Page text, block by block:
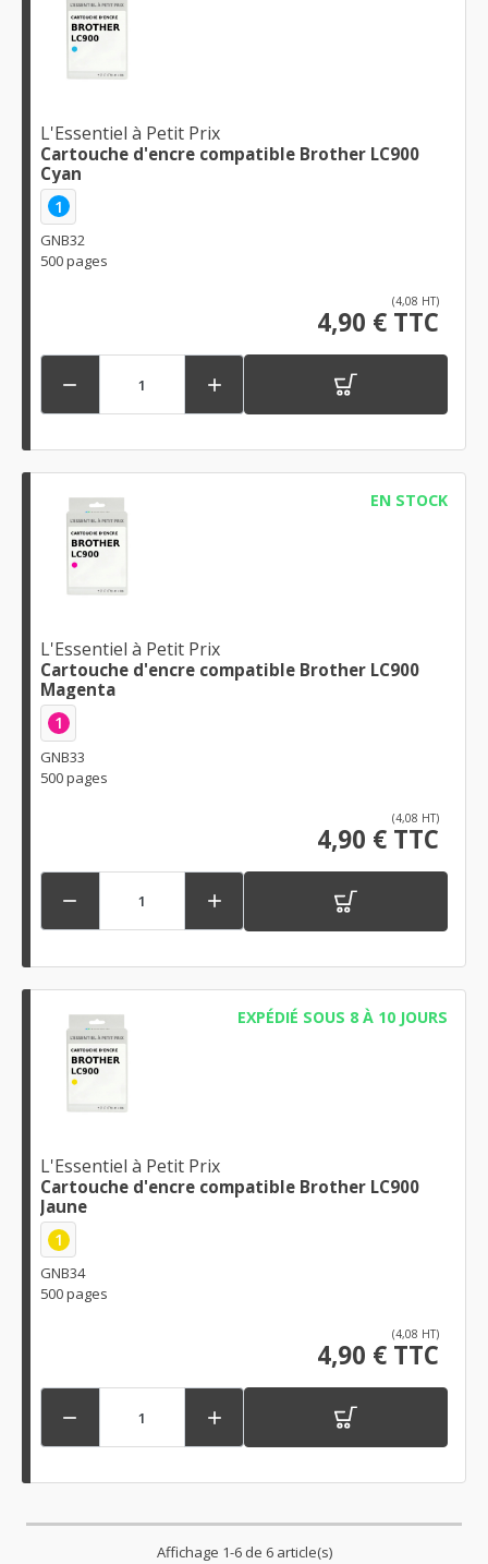
L'Essentiel à Petit Prix
Cartouche d'encre compatible Brother LC900
Cyan
1
GNB32
500 pages
(4,08 HT)
4,90 € TTC
 
EN STOCK
L'Essentiel à Petit Prix
Cartouche d'encre compatible Brother LC900
Magenta
1
GNB33
500 pages
(4,08 HT)
4,90 € TTC
 
EXPÉDIÉ SOUS 8 À 10 JOURS
L'Essentiel à Petit Prix
Cartouche d'encre compatible Brother LC900
Jaune
1
GNB34
500 pages
(4,08 HT)
4,90 € TTC
 
Affichage 1-6 de 6 article(s)